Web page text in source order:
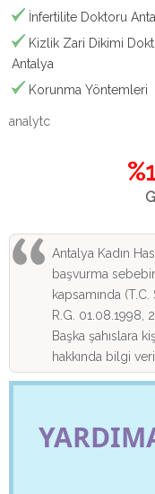
İnfertilite Doktoru
Kizlik Zari Dikimi
Antalya
Korunma Yöntemleri
analytc
Antalya Kadın
başvurma
kapsamında (T.C.
R.G. 01.08.1998,
Başka şahıslara
hakkında bilgi